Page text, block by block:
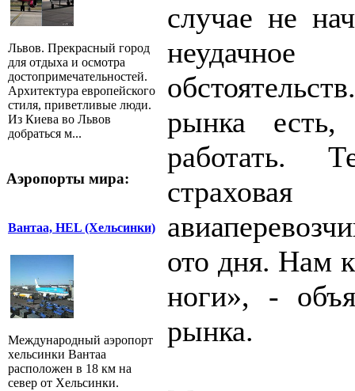
Львов. Прекрасный город
для отдыха и осмотра
достопримечательностей.
Архитектура европейского
стиля, приветливые люди.
Из Киева во Львов
добраться м...
Аэропорты мира:
Вантаа, HEL (Хельсинки)
Международный аэропорт
хельсинки Вантаа
расположен в 18 км на
север от Хельсинки.
случае не
рынка есть,
работать.
ото дня. Нам
ноги», -
рынка.